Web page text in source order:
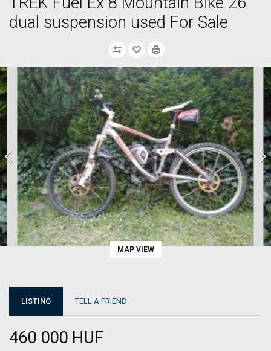
dual suspension used For Sale
MAP VIEW
LISTING TELL A FRIEND
460 000 HUF